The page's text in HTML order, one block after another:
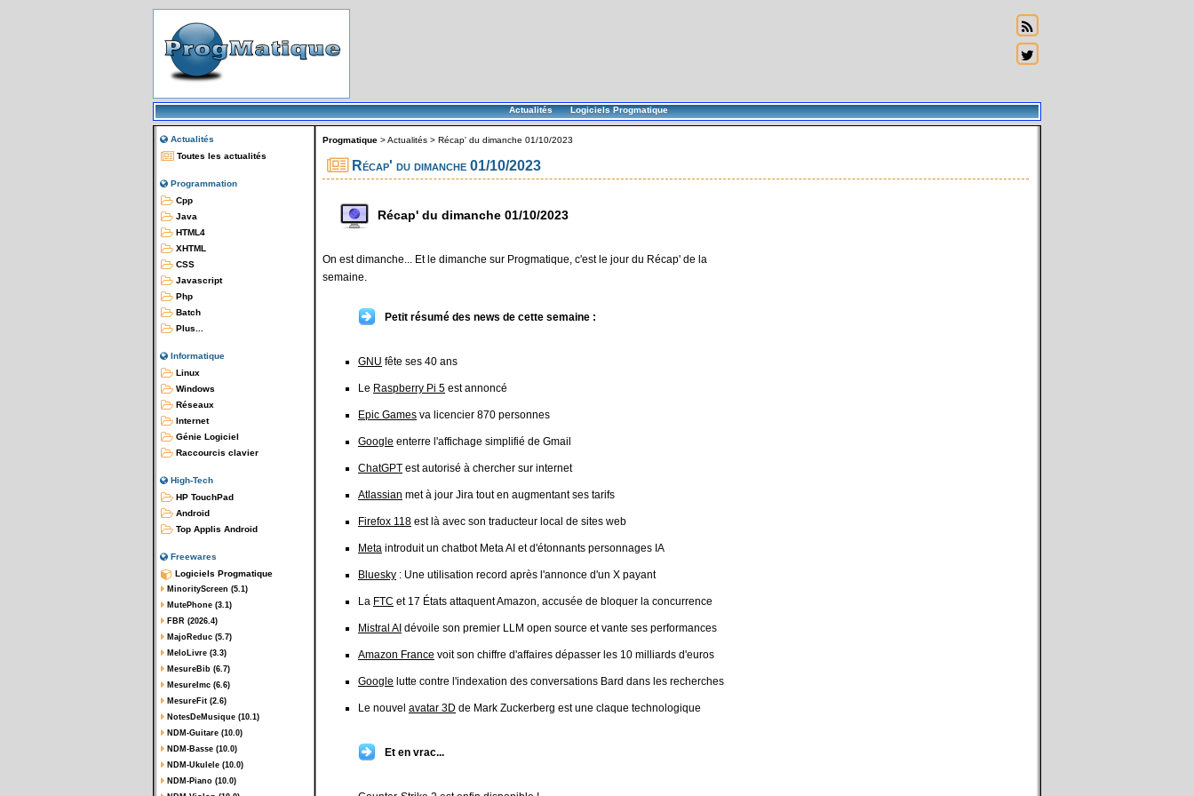
Actualités Logiciels Progmatique
Actualités
Toutes les actualités
Programmation
Cpp
Java
HTML4
XHTML
CSS
Javascript
Php
Batch
Plus...
Informatique
Linux
Windows
Réseaux
Internet
Génie Logiciel
Raccourcis clavier
High-Tech
HP TouchPad
Android
Top Applis Android
Freewares
Logiciels Progmatique
MinorityScreen (5.1)
MutePhone (3.1)
FBR (2026.4)
MajoReduc (5.7)
MeloLivre (3.3)
MesureBib (6.7)
MesureImc (6.6)
MesureFit (2.6)
NotesDeMusique (10.1)
NDM-Guitare (10.0)
NDM-Basse (10.0)
NDM-Ukulele (10.0)
NDM-Piano (10.0)
Progmatique >Actualités > Récap' du dimanche 01/10/2023
Récap' du dimanche 01/10/2023
Récap' du dimanche 01/10/2023
On est dimanche... Et le dimanche sur Progmatique, c'est le jour du Récap' de la
semaine.
Petit résumé des news de cette semaine :
GNU fête ses 40 ans
Le Raspberry Pi 5 est annoncé
Epic Games va licencier 870 personnes
Google enterre l'affichage simplifié de Gmail
ChatGPT est autorisé à chercher sur internet
Atlassian met à jour Jira tout en augmentant ses tarifs
Firefox 118 est là avec son traducteur local de sites web
Meta introduit un chatbot Meta AI et d'étonnants personnages IA
Bluesky : Une utilisation record après l'annonce d'un X payant
La FTC et 17 États attaquent Amazon, accusée de bloquer la concurrence
Mistral AI dévoile son premier LLM open source et vante ses performances
Amazon France voit son chiffre d'affaires dépasser les 10 milliards d'euros
Google lutte contre l'indexation des conversations Bard dans les recherches
Le nouvel avatar 3D de Mark Zuckerberg est une claque technologique
Et en vrac...